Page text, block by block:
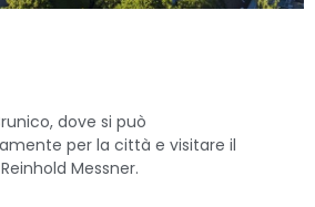
dove si può
per la città e visitare il
Messner.